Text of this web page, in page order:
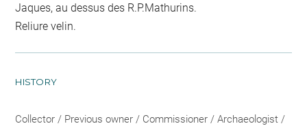
Jaques, au dessus des R.P.Mathurins.
Reliure velin.
HISTORY
Collector / Previous owner / Commissioner / Archaeologist /